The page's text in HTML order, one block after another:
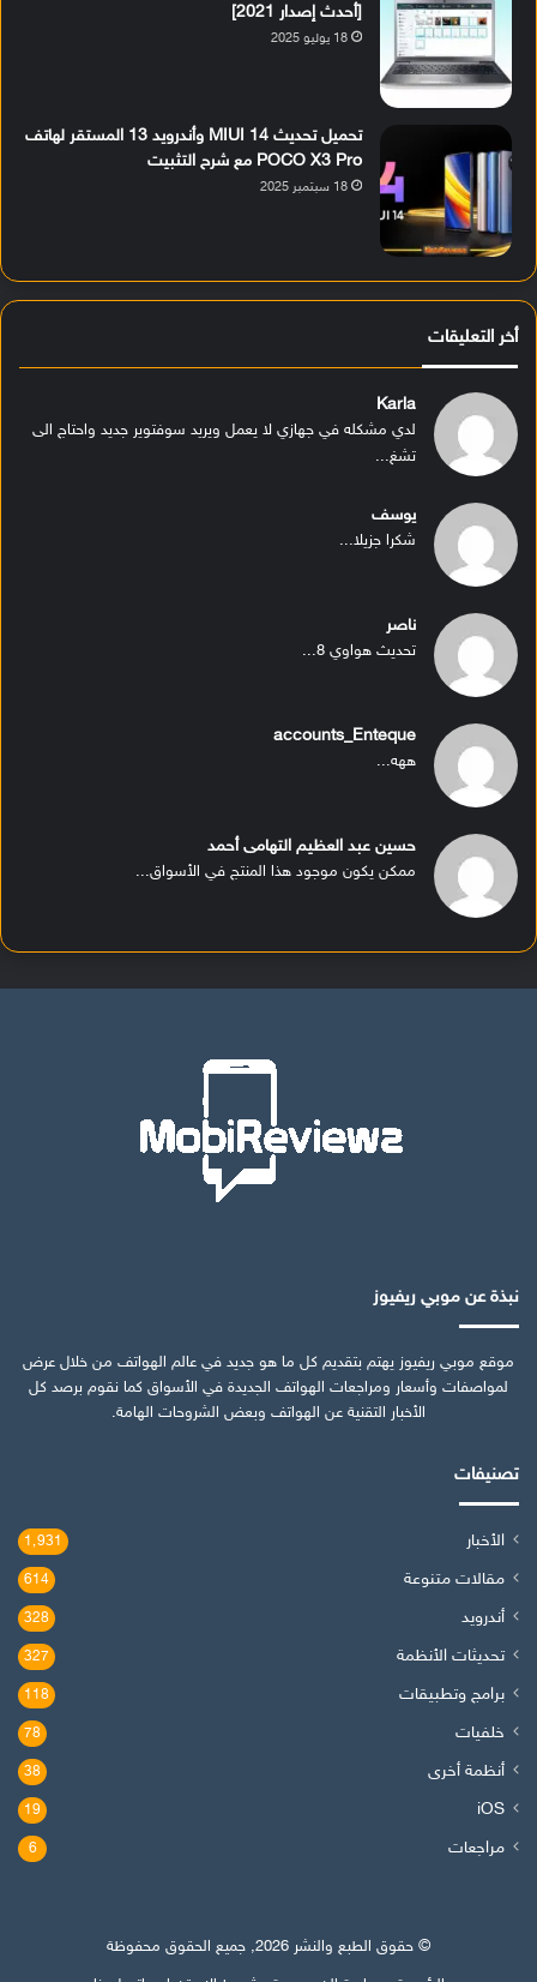
[أحدث إصدار 2021]
18 يوليو 2025
تحميل تحديث MIUI 14 وأندرويد 13 المستقر لهاتف
POCO X3 Pro مع شرح التثبيت
18 سبتمبر 2025
أخر التعليقات
Karla
لدي مشكله في جهازي لا يعمل ويريد سوفتوير جديد واحتاج الى
تشغ...
يوسف
شكرا جزيلا...
ناصر
تحديث هواوي 8...
accounts_Enteque
ههه...
حسين عبد العظيم التهامى أحمد
ممكن يكون موجود هذا المنتج في الأسواق...
نبذة عن موبي ريفيوز
موقع موبي ريفيوز يهتم بتقديم كل ما هو جديد في عالم الهواتف من خلال عرض
لمواصفات وأسعار ومراجعات الهواتف الجديدة في الأسواق كما نقوم برصد كل
الأخبار التقنية عن الهواتف وبعض الشروحات الهامة.
تصنيفات
الأخبار 1٬931
مقالات متنوعة 614
أندرويد 328
تحديثات الأنظمة 327
برامج وتطبيقات 118
خلفيات 78
أنظمة أخرى 38
iOS
19
مراجعات 6
© حقوق الطبع والنشر 2026, جميع الحقوق محفوظة